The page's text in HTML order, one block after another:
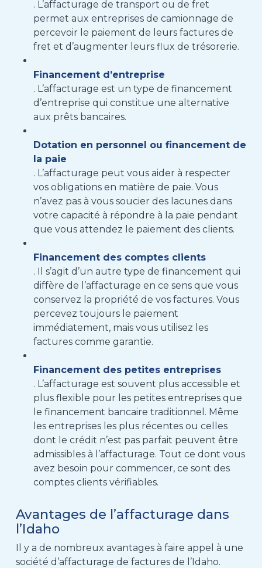
. L’affacturage de transport ou de fret
permet aux entreprises de camionnage de
percevoir le paiement de leurs factures de
fret et d’augmenter leurs flux de trésorerie.
Financement d’entreprise
. L’affacturage est un type de financement
d’entreprise qui constitue une alternative
aux prêts bancaires.
Dotation en personnel ou financement de
la paie
. L’affacturage peut vous aider à respecter
vos obligations en matière de paie. Vous
n’avez pas à vous soucier des lacunes dans
votre capacité à répondre à la paie pendant
que vous attendez le paiement des clients.
Financement des comptes clients
. Il s’agit d’un autre type de financement qui
diffère de l’affacturage en ce sens que vous
conservez la propriété de vos factures. Vous
percevez toujours le paiement
immédiatement, mais vous utilisez les
factures comme garantie.
Financement des petites entreprises
. L’affacturage est souvent plus accessible et
plus flexible pour les petites entreprises que
le financement bancaire traditionnel. Même
les entreprises les plus récentes ou celles
dont le crédit n’est pas parfait peuvent être
admissibles à l’affacturage. Tout ce dont vous
avez besoin pour commencer, ce sont des
comptes clients vérifiables.
Avantages de l’affacturage dans
l’Idaho
Il y a de nombreux avantages à faire appel à une
société d’affacturage de factures de l’Idaho.